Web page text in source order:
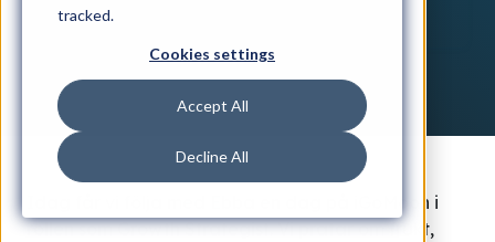
tracked.
Cookies settings
Accept All
Decline All
Idag får vi följa med Ebba en dag på iGoMoon i
rollen som Growth Strategist. Vi pratar om frukt,